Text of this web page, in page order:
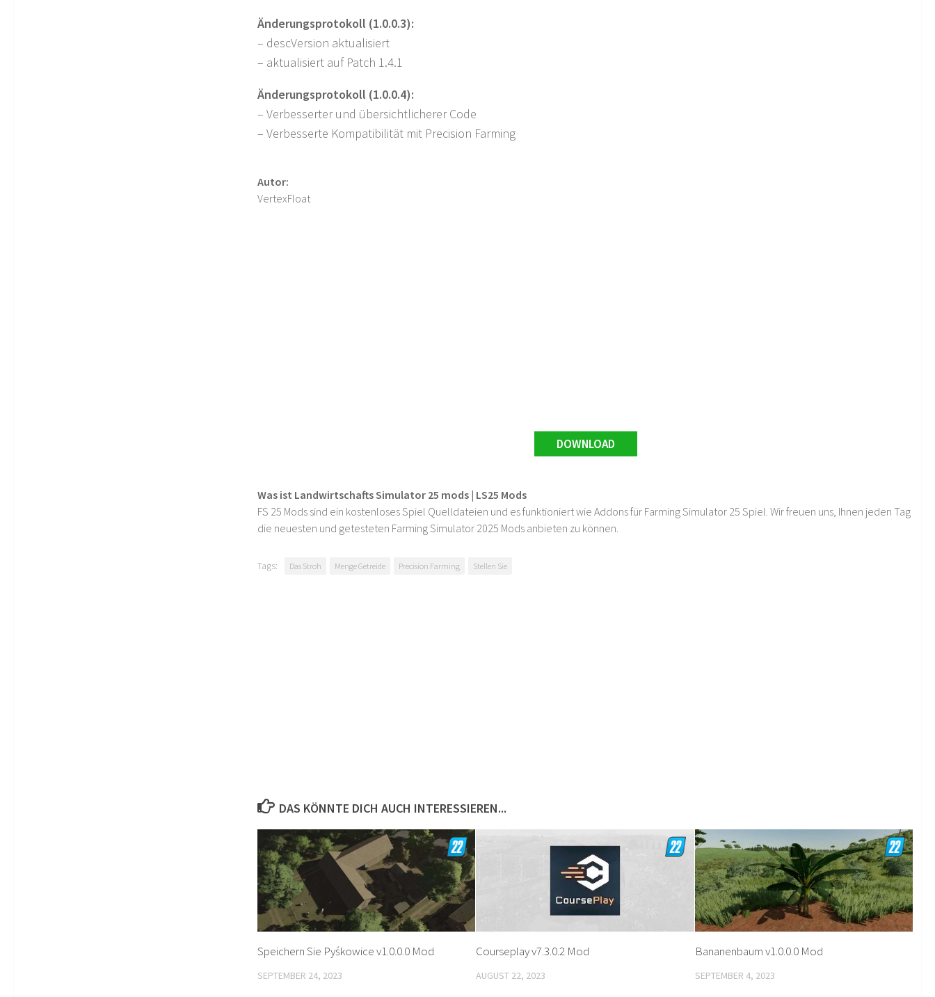
Änderungsprotokoll (1.0.0.3):
– descVersion aktualisiert
– aktualisiert auf Patch 1.4.1
Änderungsprotokoll (1.0.0.4):
– Verbesserter und übersichtlicherer Code
– Verbesserte Kompatibilität mit Precision Farming
Autor:
VertexFloat
DOWNLOAD
Was ist Landwirtschafts Simulator 25 mods | LS25 Mods
FS 25 Mods sind ein kostenloses Spiel Quelldateien und es funktioniert wie Addons für Farming Simulator 25 Spiel. Wir freuen uns, Ihnen jeden Tag
die neuesten und getesteten Farming Simulator 2025 Mods anbieten zu können.
Tags: Das Stroh Menge Getreide Precision Farming Stellen Sie
DAS KÖNNTE DICH AUCH INTERESSIEREN...
Speichern Sie Pyśkowice v1.0.0.0 Mod
SEPTEMBER 24, 2023
Courseplay v7.3.0.2 Mod
AUGUST 22, 2023
Bananenbaum v1.0.0.0 Mod
SEPTEMBER 4, 2023